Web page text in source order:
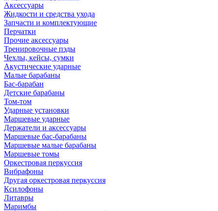
Аксессуары
Жидкости и средства ухода
Запчасти и комплектующие
Перчатки
Прочие аксессуары
Тренировочные пэды
Чехлы, кейсы, сумки
Акустические ударные
Mалые барабаны
Бас-барабан
Детские барабаны
Том-том
Ударные установки
Маршевые ударные
Держатели и аксессуары
Маршевые бас-барабаны
Маршевые малые барабаны
Маршевые томы
Оркестровая перкуссия
Вибрафоны
Другая оркестровая перкуссия
Ксилофоны
Литавры
Маримбы